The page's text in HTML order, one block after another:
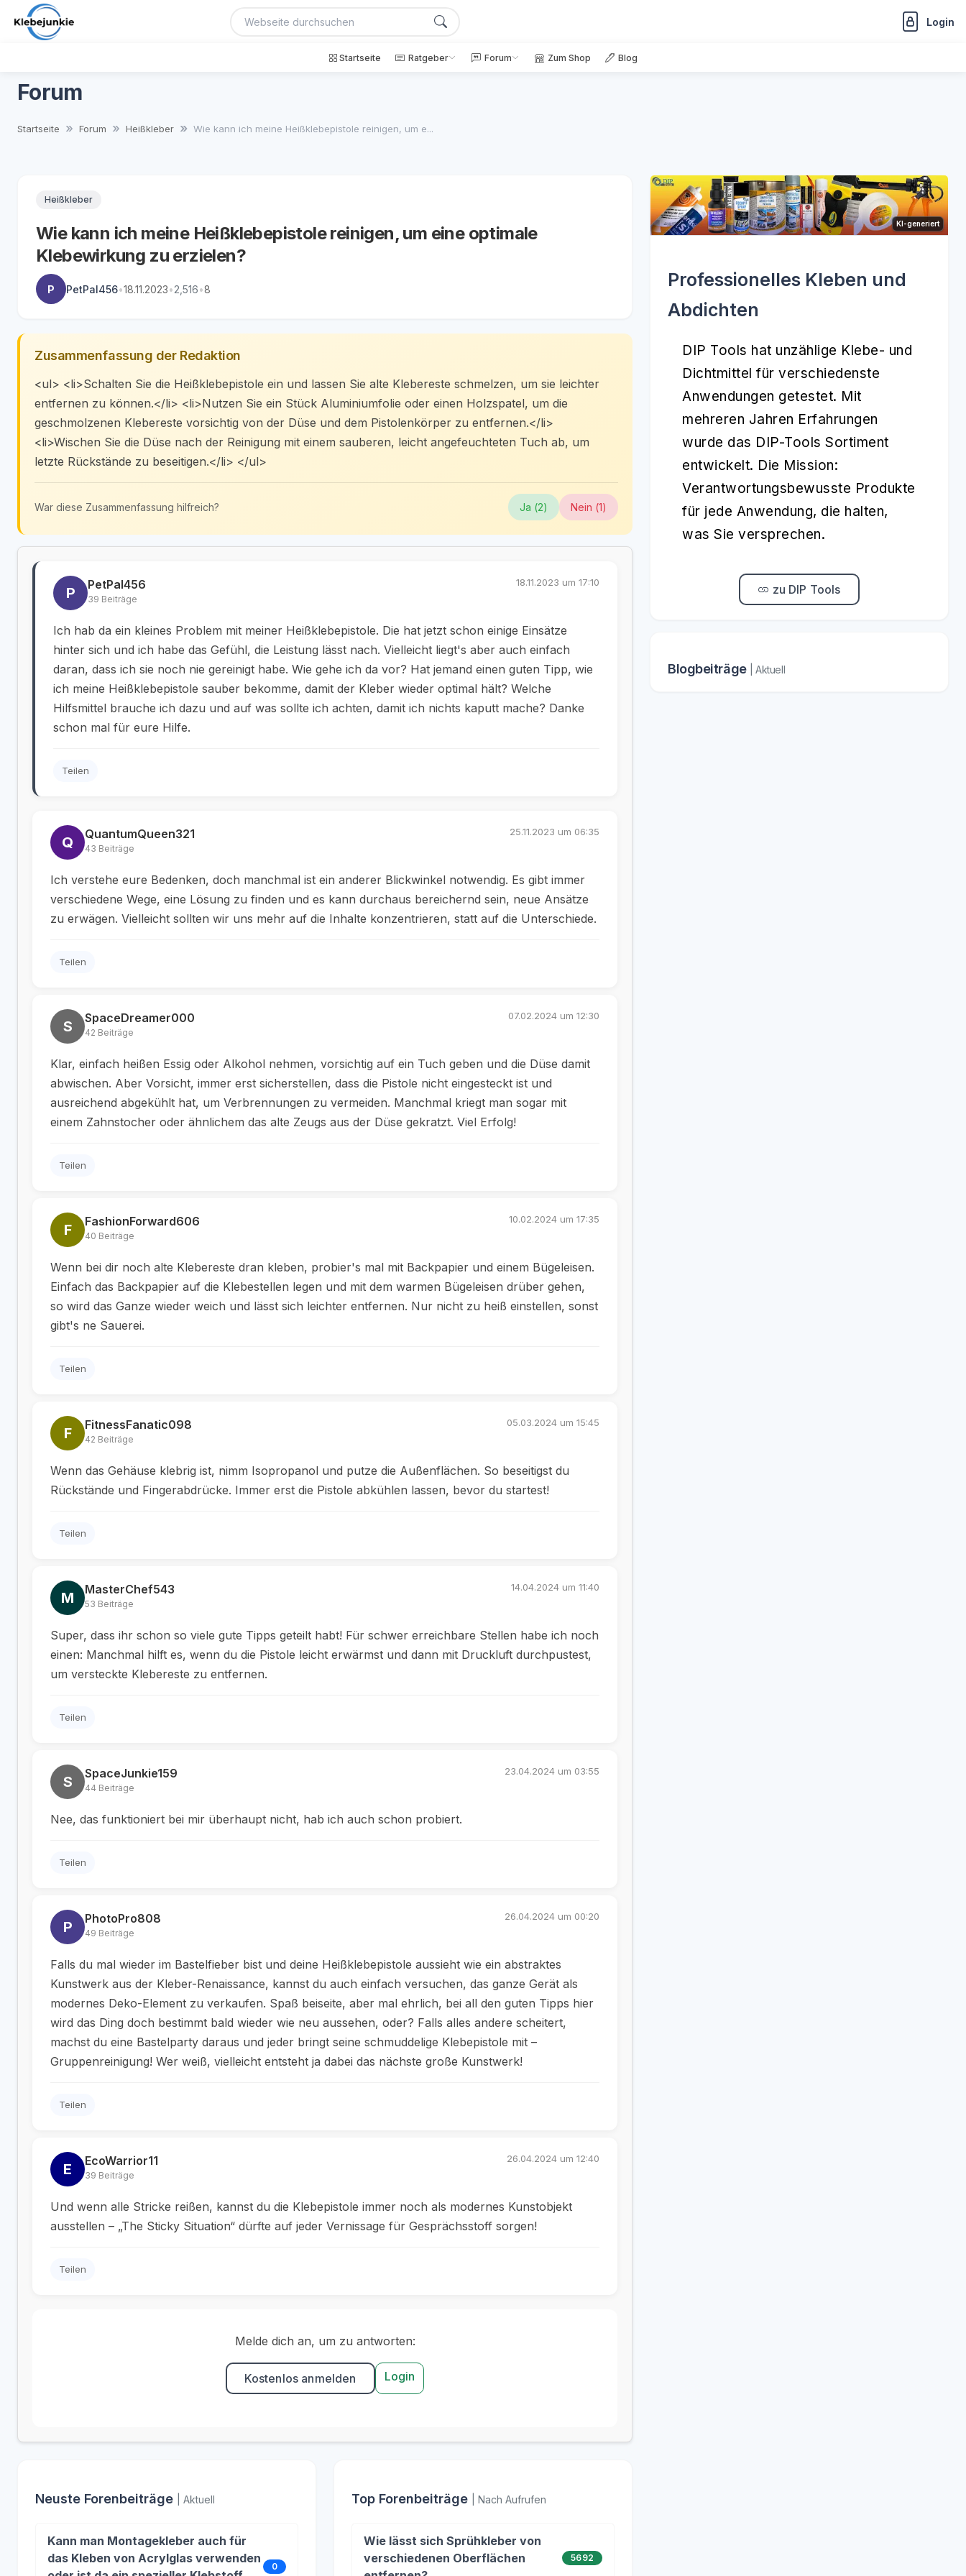
Login
Startseite Ratgeber Forum Zum Shop Blog
Forum
Startseite Forum Heißkleber Wie kann ich meine Heißklebepistole reinigen, um e...
Heißkleber
Wie kann ich meine Heißklebepistole reinigen, um eine optimale
Klebewirkung zu erzielen?
P PetPal456•18.11.2023•2,516•8
Zusammenfassung der Redaktion
<ul> <li>Schalten Sie die Heißklebepistole ein und lassen Sie alte Klebereste schmelzen, um sie leichter
entfernen zu können.</li> <li>Nutzen Sie ein Stück Aluminiumfolie oder einen Holzspatel, um die
geschmolzenen Klebereste vorsichtig von der Düse und dem Pistolenkörper zu entfernen.</li>
<li>Wischen Sie die Düse nach der Reinigung mit einem sauberen, leicht angefeuchteten Tuch ab, um
letzte Rückstände zu beseitigen.</li> </ul>
War diese Zusammenfassung hilfreich? Ja (2) Nein (1)
P PetPal456
39 Beiträge
18.11.2023 um 17:10
Ich hab da ein kleines Problem mit meiner Heißklebepistole. Die hat jetzt schon einige Einsätze
hinter sich und ich habe das Gefühl, die Leistung lässt nach. Vielleicht liegt's aber auch einfach
daran, dass ich sie noch nie gereinigt habe. Wie gehe ich da vor? Hat jemand einen guten Tipp, wie
ich meine Heißklebepistole sauber bekomme, damit der Kleber wieder optimal hält? Welche
Hilfsmittel brauche ich dazu und auf was sollte ich achten, damit ich nichts kaputt mache? Danke
schon mal für eure Hilfe.
Teilen
Q QuantumQueen321
43 Beiträge
25.11.2023 um 06:35
Ich verstehe eure Bedenken, doch manchmal ist ein anderer Blickwinkel notwendig. Es gibt immer
verschiedene Wege, eine Lösung zu finden und es kann durchaus bereichernd sein, neue Ansätze
zu erwägen. Vielleicht sollten wir uns mehr auf die Inhalte konzentrieren, statt auf die Unterschiede.
Teilen
S SpaceDreamer000
42 Beiträge
07.02.2024 um 12:30
Klar, einfach heißen Essig oder Alkohol nehmen, vorsichtig auf ein Tuch geben und die Düse damit
abwischen. Aber Vorsicht, immer erst sicherstellen, dass die Pistole nicht eingesteckt ist und
ausreichend abgekühlt hat, um Verbrennungen zu vermeiden. Manchmal kriegt man sogar mit
einem Zahnstocher oder ähnlichem das alte Zeugs aus der Düse gekratzt. Viel Erfolg!
Teilen
F FashionForward606
40 Beiträge
10.02.2024 um 17:35
Wenn bei dir noch alte Klebereste dran kleben, probier's mal mit Backpapier und einem Bügeleisen.
Einfach das Backpapier auf die Klebestellen legen und mit dem warmen Bügeleisen drüber gehen,
so wird das Ganze wieder weich und lässt sich leichter entfernen. Nur nicht zu heiß einstellen, sonst
gibt's ne Sauerei.
Teilen
F FitnessFanatic098
42 Beiträge
05.03.2024 um 15:45
Wenn das Gehäuse klebrig ist, nimm Isopropanol und putze die Außenflächen. So beseitigst du
Rückstände und Fingerabdrücke. Immer erst die Pistole abkühlen lassen, bevor du startest!
Teilen
M MasterChef543
53 Beiträge
14.04.2024 um 11:40
Super, dass ihr schon so viele gute Tipps geteilt habt! Für schwer erreichbare Stellen habe ich noch
einen: Manchmal hilft es, wenn du die Pistole leicht erwärmst und dann mit Druckluft durchpustest,
um versteckte Klebereste zu entfernen.
Teilen
S SpaceJunkie159
44 Beiträge
23.04.2024 um 03:55
Nee, das funktioniert bei mir überhaupt nicht, hab ich auch schon probiert.
Teilen
P PhotoPro808
49 Beiträge
26.04.2024 um 00:20
Falls du mal wieder im Bastelfieber bist und deine Heißklebepistole aussieht wie ein abstraktes
Kunstwerk aus der Kleber-Renaissance, kannst du auch einfach versuchen, das ganze Gerät als
modernes Deko-Element zu verkaufen. Spaß beiseite, aber mal ehrlich, bei all den guten Tipps hier
wird das Ding doch bestimmt bald wieder wie neu aussehen, oder? Falls alles andere scheitert,
machst du eine Bastelparty daraus und jeder bringt seine schmuddelige Klebepistole mit –
Gruppenreinigung! Wer weiß, vielleicht entsteht ja dabei das nächste große Kunstwerk!
Teilen
E EcoWarrior11
39 Beiträge
26.04.2024 um 12:40
Und wenn alle Stricke reißen, kannst du die Klebepistole immer noch als modernes Kunstobjekt
ausstellen – „The Sticky Situation“ dürfte auf jeder Vernissage für Gesprächsstoff sorgen!
Teilen
Melde dich an, um zu antworten:
Kostenlos anmelden Login
Neuste Forenbeiträge | Aktuell
Kann man Montagekleber auch für
das Kleben von Acrylglas verwenden
0
Top Forenbeiträge | Nach Aufrufen
Wie lässt sich Sprühkleber von
verschiedenen Oberflächen
5692
KI-generiert
Professionelles Kleben und
Abdichten
DIP Tools hat unzählige Klebe- und
Dichtmittel für verschiedenste
Anwendungen getestet. Mit
mehreren Jahren Erfahrungen
wurde das DIP-Tools Sortiment
entwickelt. Die Mission:
Verantwortungsbewusste Produkte
für jede Anwendung, die halten,
was Sie versprechen.
zu DIP Tools
Blogbeiträge | Aktuell